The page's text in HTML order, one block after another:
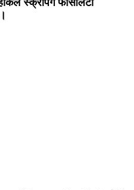
स्क्रैपिंग फैसिलिटी